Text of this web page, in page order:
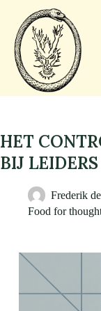
HET
BIJ LEIDERS
Frederik
Food for